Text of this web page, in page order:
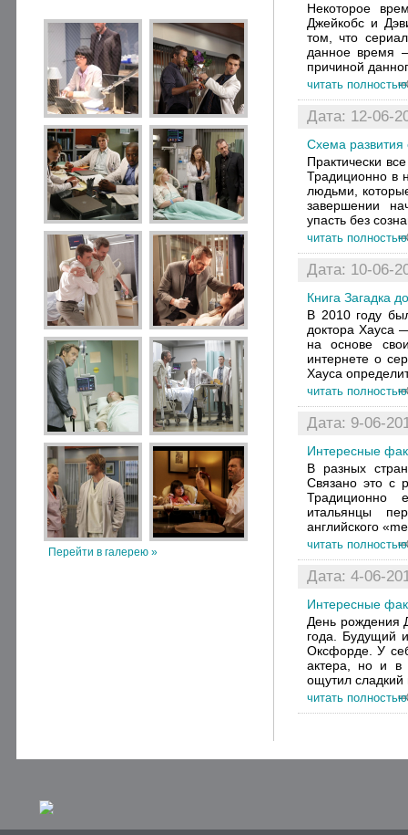
Перейти в галерею »
Некоторое
Джейкобс и
том, что
данное время
причиной
читать полностью
Дата: 12-06-
Схема развития
Практически
Традиционно в
людьми,
завершении
упасть без
читать полностью
Дата: 10-06-
Книга Загадка
В 2010 году
доктора Хауса
на основе
интернете о
Хауса
читать полностью
Дата: 9-06-
Интересные
В разных
Связано это с
Традиционно
итальянцы
английского
читать полностью
Дата: 4-06-
Интересные
День рождения
года. Будущий
Оксфорде. У
актера, но и в
ощутил сладкий
читать полностью